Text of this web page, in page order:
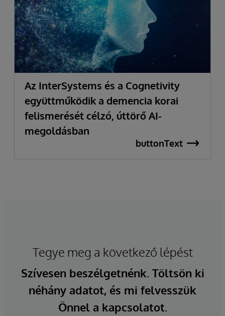
Az InterSystems és a Cognetivity
együttműködik a demencia korai
felismerését célzó, úttörő AI-
megoldásban
buttonText
Tegye meg a következő lépést
Szívesen beszélgetnénk. Töltsön ki
néhány adatot, és mi felvesszük
Önnel a kapcsolatot.